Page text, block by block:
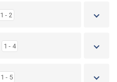
1 - 2
1 - 4
1 - 5